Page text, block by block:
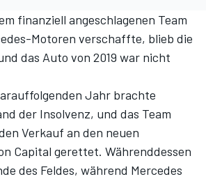
finanziell angeschlagenen Team
Motoren verschaffte, blieb die
das Auto von 2019 war nicht
Jahr brachte
der Insolvenz, und das Team
Verkauf an den neuen
Capital gerettet. Währenddessen
des Feldes, während Mercedes